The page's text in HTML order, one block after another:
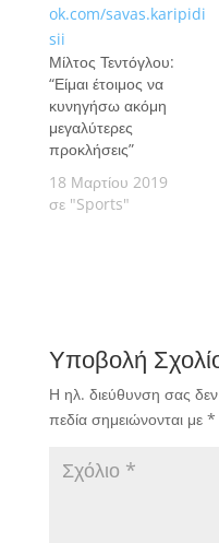
Μίλτος Τεντόγλου:
“Είμαι έτοιμος να
κυνηγήσω ακόμη
μεγαλύτερες
προκλήσεις”
18 Μαρτίου 2019
σε "Sports"
Υποβολή
Η ηλ. διεύθυνση σας δεν
πεδία σημειώνονται με *